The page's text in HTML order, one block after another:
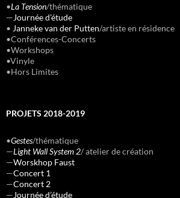
•La Tension/thématique
—Journée d’étude
• Janneke van der Putten/artiste en résidence
•Conférences-Concerts
•Workshops
•Vinyle
•Hors Limites
PROJETS 2018-2019
•Gestes/thématique
—Light Wall System 2/ atelier de création
—Worskhop Faust
—Concert 1
—Concert 2
—Journée d’étude